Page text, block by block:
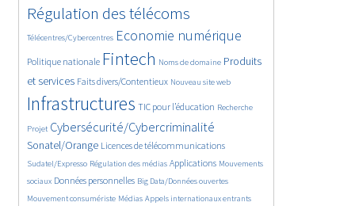
4561/5552
Régulation des télécoms
349/5552
Télécentres/Cybercentres
3588/5552 Economie numérique
1814/5552
Politique nationale
5175/5552 Fintech
573/5552
Noms de domaine
2238/5552
Produits
et services
1496/5552 Faits divers/Contentieux
824/5552 Nouveau site web
5552/5552
Infrastructures
1847/5552
TIC pour l’éducation
188/5552
Recherche
243/5552
Projet
3413/5552Cybersécurité/Cybercriminalité
1939/5552
Sonatel/Orange
1599/5552 Licences de télécommunications
281/5552
Sudatel/Expresso
1006/5552 Régulation des médias
1465/5552 Applications
1057/5552
Mouvements
sociaux
1625/5552Données personnelles
141/5552 Big Data/Données ouvertes
600/5552
Mouvement consumériste
362/5552 Médias
652/5552 Appels internationaux entrants
1616/5552